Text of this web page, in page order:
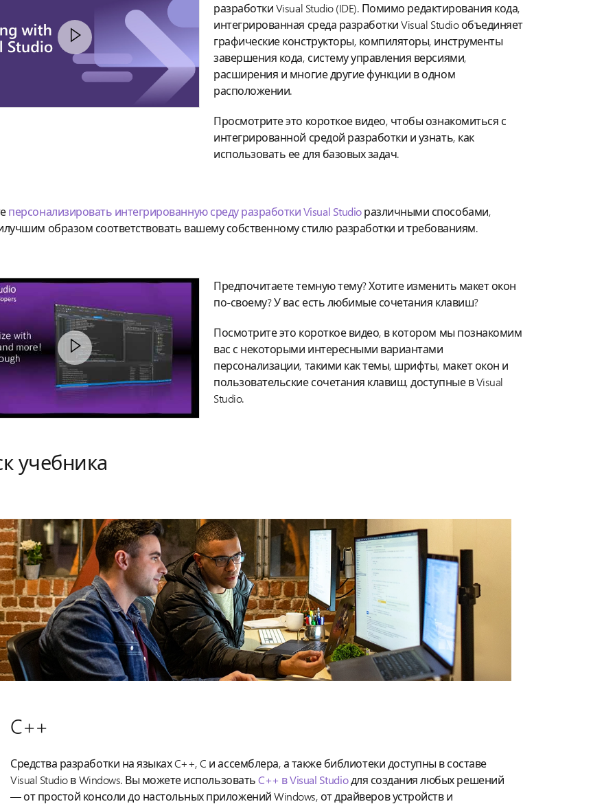
разработки Visual Studio (IDE). Помимо редактирования кода,
интегрированная среда разработки Visual Studio объединяет
графические конструкторы, компиляторы, инструменты
завершения кода, систему управления версиями,
расширения и многие другие функции в одном
расположении.
Просмотрите это короткое видео, чтобы ознакомиться с
интегрированной средой разработки и узнать, как
использовать ее для базовых задач.
персонализировать интегрированную среду разработки Visual Studioразличными способами,
образом соответствовать вашему собственному стилю разработки и требованиям.
Предпочитаете темную тему? Хотите изменить макет окон
по-своему? У вас есть любимые сочетания клавиш?
Посмотрите это короткое видео, в котором мы познакомим
вас с некоторыми интересными вариантами
персонализации, такими как темы, шрифты, макет окон и
пользовательские сочетания клавиш, доступные в Visual
Studio.
учебника
C++
Средства разработки на языках C++, C и ассемблера, а также библиотеки доступны в составе
Visual Studio в Windows. Вы можете использоватьC++ в Visual Studioдля создания любых решений
— от простой консоли до настольных приложений Windows, от драйверов устройств и